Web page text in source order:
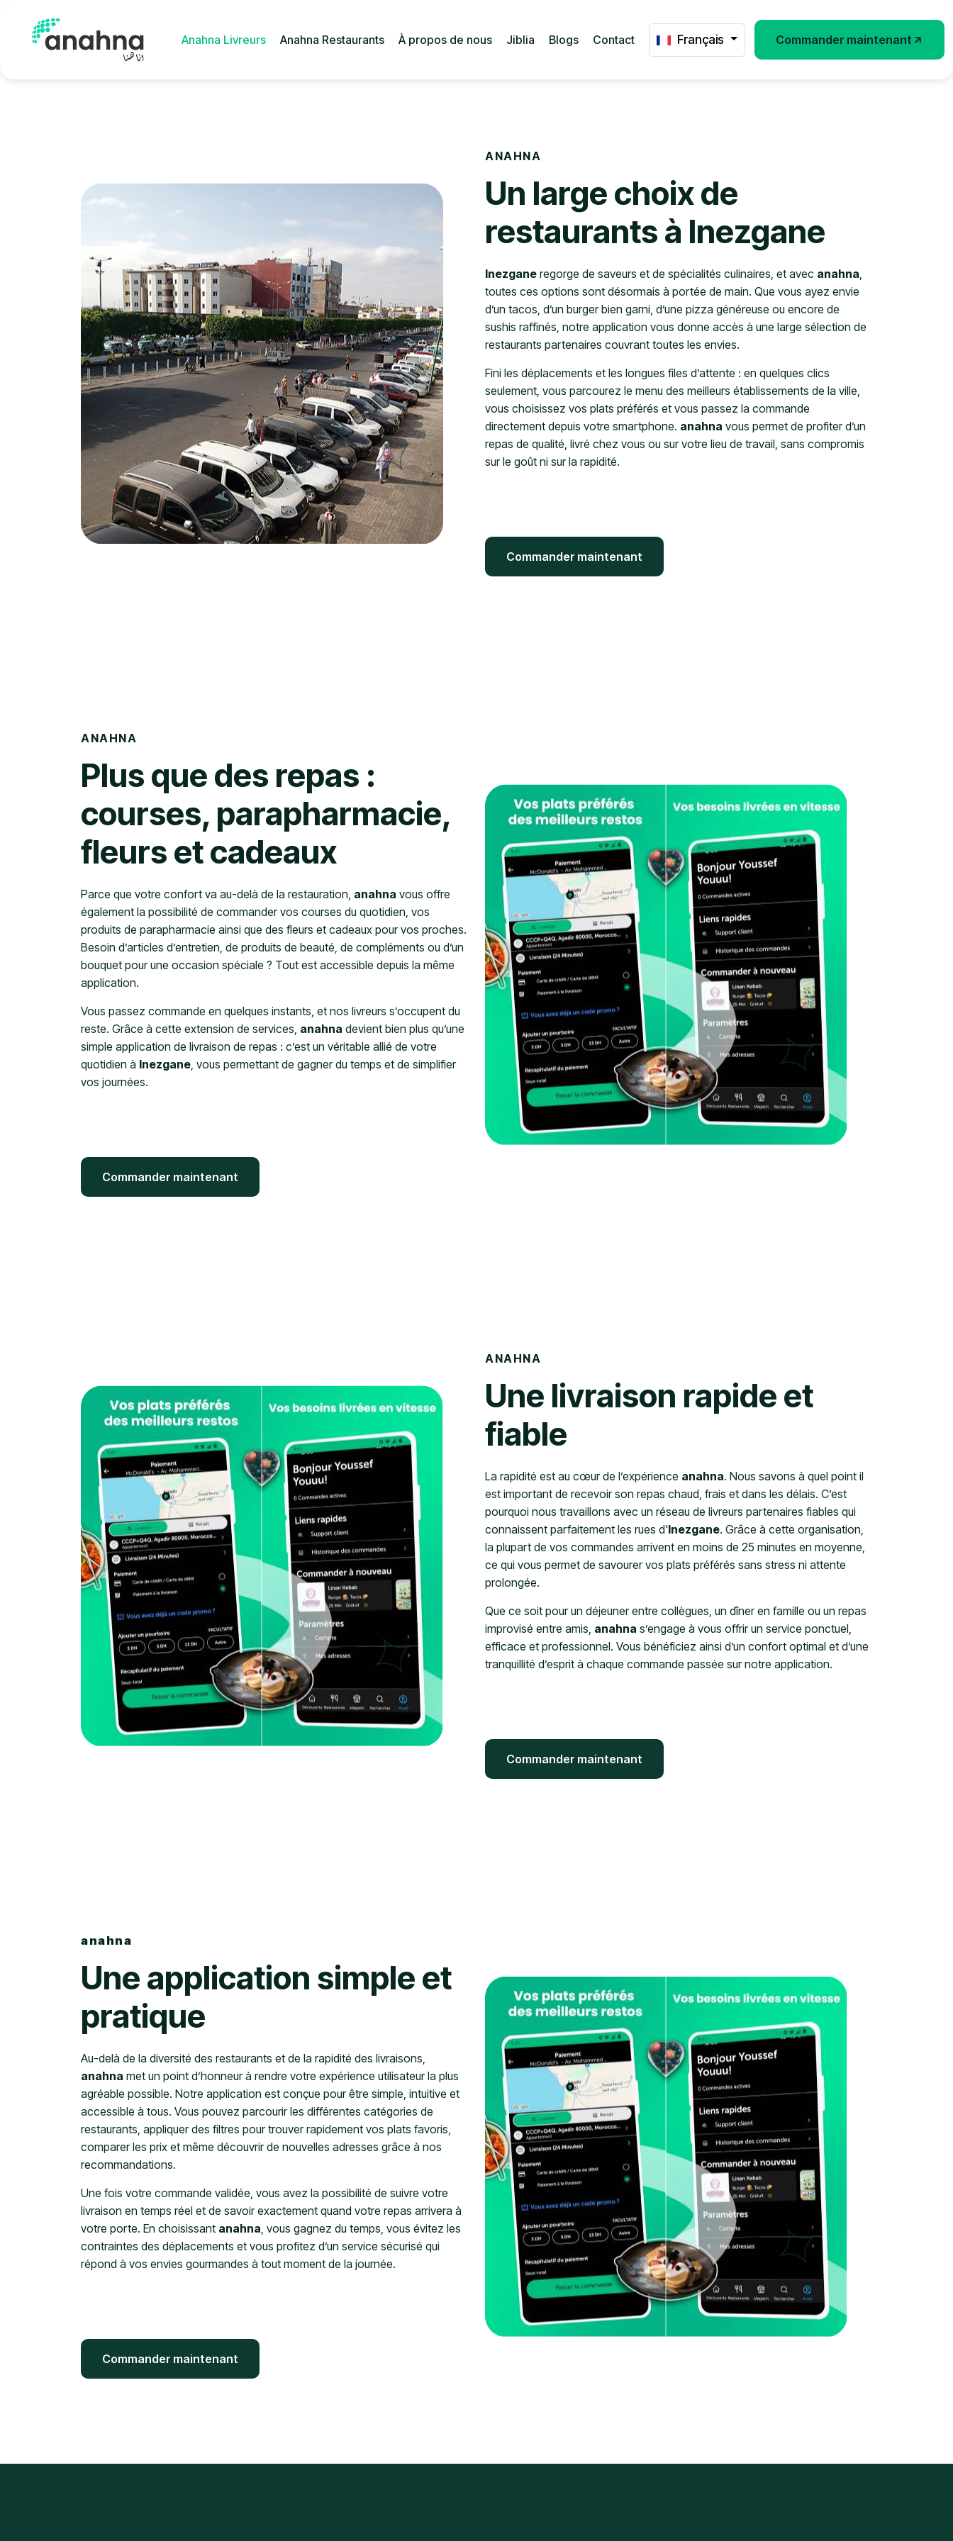
Anahna Livreurs Anahna Restaurants À propos de nous Jiblia Blogs Contact Français Commander maintenant
Anahna Livreurs Anahna Restaurants À propos de nous Jiblia Blogs Contact Français Commander maintenant
ANAHNA
Un large choix de
restaurants à Inezgane
Inezgane regorge de saveurs et de spécialités culinaires, et avec anahna,
toutes ces options sont désormais à portée de main. Que vous ayez envie
d’un tacos, d’un burger bien garni, d’une pizza généreuse ou encore de
sushis raffinés, notre application vous donne accès à une large sélection de
restaurants partenaires couvrant toutes les envies.
Fini les déplacements et les longues files d’attente : en quelques clics
seulement, vous parcourez le menu des meilleurs établissements de la ville,
vous choisissez vos plats préférés et vous passez la commande
directement depuis votre smartphone. anahna vous permet de profiter d’un
repas de qualité, livré chez vous ou sur votre lieu de travail, sans compromis
sur le goût ni sur la rapidité.
Commander maintenant
ANAHNA
Plus que des repas :
courses, parapharmacie,
fleurs et cadeaux
Parce que votre confort va au-delà de la restauration, anahna vous offre
également la possibilité de commander vos courses du quotidien, vos
produits de parapharmacie ainsi que des fleurs et cadeaux pour vos proches.
Besoin d’articles d’entretien, de produits de beauté, de compléments ou d’un
bouquet pour une occasion spéciale ? Tout est accessible depuis la même
application.
Vous passez commande en quelques instants, et nos livreurs s’occupent du
reste. Grâce à cette extension de services, anahna devient bien plus qu’une
simple application de livraison de repas : c’est un véritable allié de votre
quotidien à Inezgane, vous permettant de gagner du temps et de simplifier
vos journées.
Commander maintenant
ANAHNA
Une livraison rapide et
fiable
La rapidité est au cœur de l’expérience anahna. Nous savons à quel point il
est important de recevoir son repas chaud, frais et dans les délais. C’est
pourquoi nous travaillons avec un réseau de livreurs partenaires fiables qui
connaissent parfaitement les rues d'Inezgane. Grâce à cette organisation,
la plupart de vos commandes arrivent en moins de 25 minutes en moyenne,
ce qui vous permet de savourer vos plats préférés sans stress ni attente
prolongée.
Que ce soit pour un déjeuner entre collègues, un dîner en famille ou un repas
improvisé entre amis, anahna s’engage à vous offrir un service ponctuel,
efficace et professionnel. Vous bénéficiez ainsi d’un confort optimal et d’une
tranquillité d’esprit à chaque commande passée sur notre application.
Commander maintenant
anahna
Une application simple et
pratique
Au-delà de la diversité des restaurants et de la rapidité des livraisons,
anahna met un point d’honneur à rendre votre expérience utilisateur la plus
agréable possible. Notre application est conçue pour être simple, intuitive et
accessible à tous. Vous pouvez parcourir les différentes catégories de
restaurants, appliquer des filtres pour trouver rapidement vos plats favoris,
comparer les prix et même découvrir de nouvelles adresses grâce à nos
recommandations.
Une fois votre commande validée, vous avez la possibilité de suivre votre
livraison en temps réel et de savoir exactement quand votre repas arrivera à
votre porte. En choisissant anahna, vous gagnez du temps, vous évitez les
contraintes des déplacements et vous profitez d’un service sécurisé qui
répond à vos envies gourmandes à tout moment de la journée.
Commander maintenant